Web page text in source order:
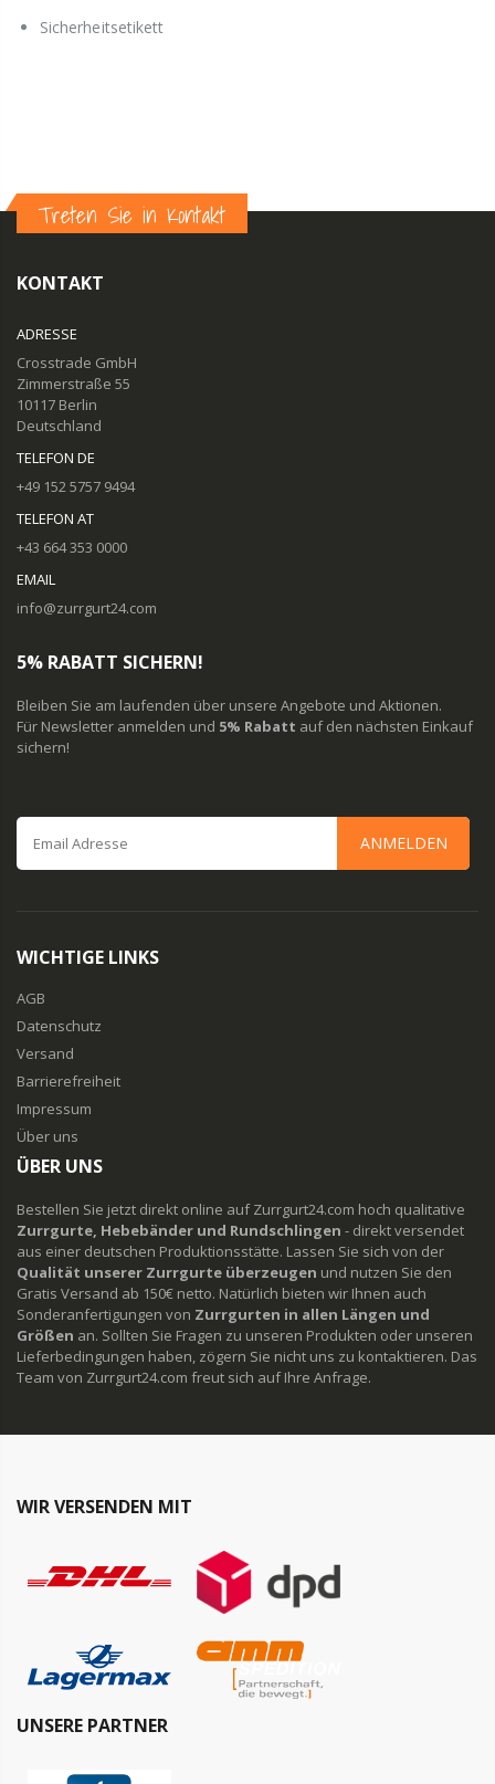
Sicherheitsetikett
Treten Sie in Kontakt
KONTAKT
ADRESSE
Crosstrade GmbH
Zimmerstraße 55
10117 Berlin
Deutschland
TELEFON DE
+49 152 5757 9494
TELEFON AT
+43 664 353 0000
EMAIL
info@zurrgurt24.com
5% RABATT SICHERN!
Bleiben Sie am laufenden über unsere Angebote und Aktionen.
Für Newsletter anmelden und 5% Rabatt auf den nächsten Einkauf
sichern!
ANMELDEN
WICHTIGE LINKS
AGB
Datenschutz
Versand
Barrierefreiheit
Impressum
Über uns
ÜBER UNS
Bestellen Sie jetzt direkt online auf Zurrgurt24.com hoch qualitative
Zurrgurte, Hebebänder und Rundschlingen - direkt versendet
aus einer deutschen Produktionsstätte. Lassen Sie sich von der
Qualität unserer Zurrgurte überzeugen und nutzen Sie den
Gratis Versand ab 150€ netto. Natürlich bieten wir Ihnen auch
Sonderanfertigungen von Zurrgurten in allen Längen und
Größen an. Sollten Sie Fragen zu unseren Produkten oder unseren
Lieferbedingungen haben, zögern Sie nicht uns zu kontaktieren. Das
Team von Zurrgurt24.com freut sich auf Ihre Anfrage.
WIR VERSENDEN MIT
UNSERE PARTNER